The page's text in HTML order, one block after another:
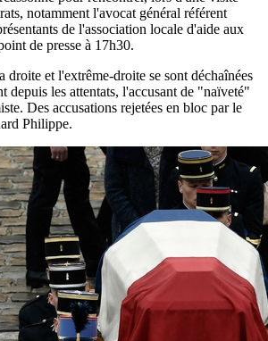
notamment l'avocat général référent
de l'association locale d'aide aux
de presse à 17h30.
droite et l'extrême-droite se sont déchaînées
depuis les attentats, l'accusant de "naïveté"
Des accusations rejetées en bloc par le
Philippe.